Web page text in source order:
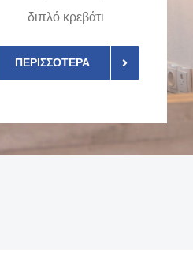
διπλό κρεβάτι
ΠΕΡΙΣΣΌΤΕΡΑ